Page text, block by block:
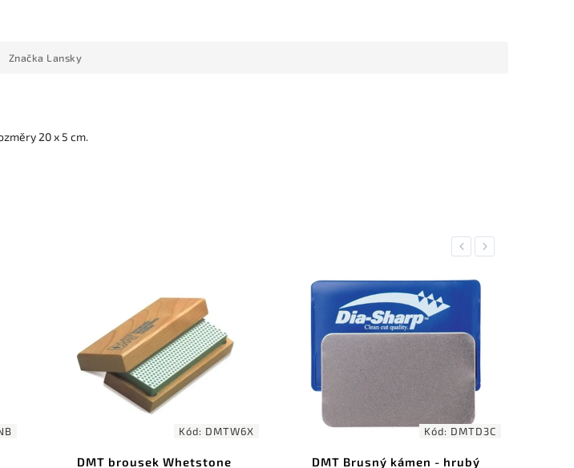
Značka Lansky
20 x 5 cm.
Previous
Kód: DMTW6X
DMT brousek Whetstone
Kód: DMTD3C
DMT Brusný kámen - hrubý
Next